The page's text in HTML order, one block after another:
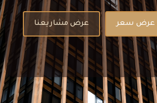
عرض مشاريعنا عرض سعر